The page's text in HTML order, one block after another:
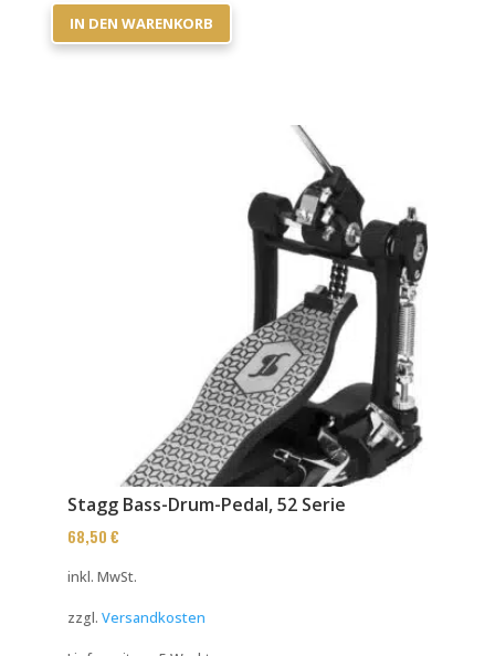
IN DEN WARENKORB
Stagg Bass-Drum-Pedal, 52 Serie
68,50 €
inkl. MwSt.
zzgl. Versandkosten